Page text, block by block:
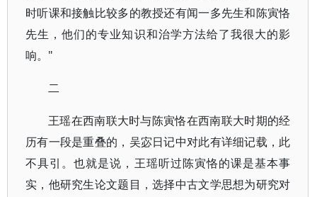
时听课和接触比较多的教授还有闻一多先生和陈寅恪
先生，他们的专业知识和治学方法给了我很大的影
响。"
二
王瑶在西南联大时与陈寅恪在西南联大时期的经
历有一段是重叠的，吴宓日记中对此有详细记载，此
不具引。也就是说，王瑶听过陈寅恪的课是基本事
实，他研究生论文题目，选择中古文学思想为研究对